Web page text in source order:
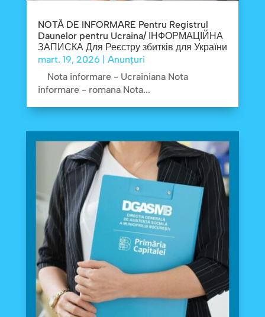
NOTĂ DE INFORMARE Pentru Registrul
Daunelor pentru Ucraina/ ІНФОРМАЦІЙНА
ЗАПИСКА Для Реєстру збитків для України
mart. 19, 2026 | Anunțuri
Nota informare - Ucrainiana Nota
informare - romana Nota...